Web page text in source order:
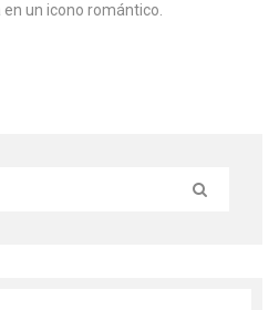
un icono romántico.